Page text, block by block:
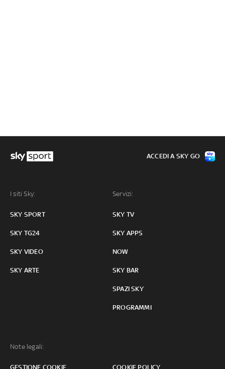
I siti Sky:
SKY SPORT
SKY TG24
SKY VIDEO
SKY ARTE
Servizi:
SKY TV
SKY APPS
NOW
SKY BAR
SPAZI SKY
PROGRAMMI
Note legali:
GESTIONE COOKIE COOKIE POLICY
ACCEDI A SKY GO